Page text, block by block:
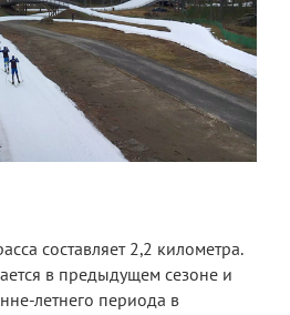
составляет 2,2 километра.
в предыдущем сезоне и
летнего периода в